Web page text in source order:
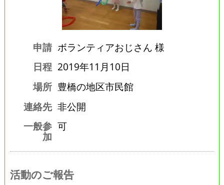
申請 ボランティアおじさん 様
日程 2019年11月10日
場所 豊橋の地区市民館
連絡先 非公開
一般参
加
可
活動のご報告